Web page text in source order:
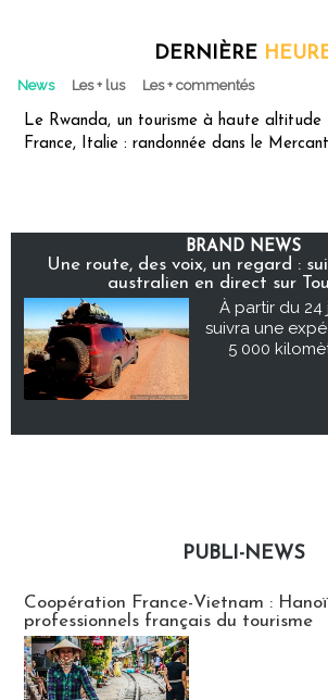
DERNIÈRE
News Les + lus Les + commentés
Le Rwanda, un tourisme à haute altitude
France, Italie : randonnée dans le
BRAND NEWS
Une route, des voix, un regard :
australien en direct sur
À partir du 24
suivra une
5 000
PUBLI-NEWS
Coopération France-Vietnam :
professionnels français du tourisme